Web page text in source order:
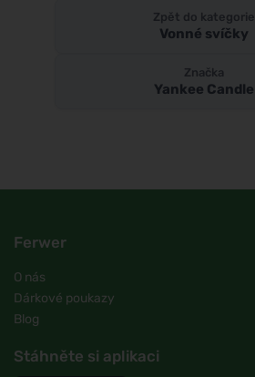
Zpět do kategorie
Vonné svíčky
Značka
Yankee Candle
Ferwer
O nás
Dárkové poukazy
Blog
Stáhněte si aplikaci